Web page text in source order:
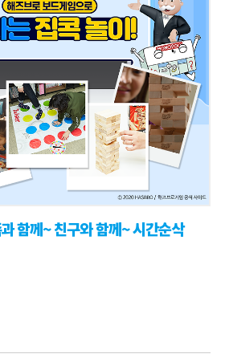
함께~ 친구와 함께~ 시간순삭